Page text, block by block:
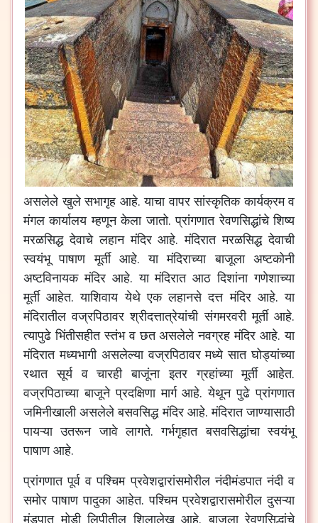
असलेले खुले सभागृह आहे.याचा वापर सांस्कृतिक कार्यक्रम व
मंगल कार्यालय म्हणून केला जातो.प्रांगणात रेवणसिद्धांचे शिष्य
मरळसिद्ध देवाचे लहान मंदिर आहे.मंदिरात मरळसिद्ध देवाची
स्वयंभू पाषाण मूर्ती आहे.या मंदिराच्या बाजूला अष्टकोनी
अष्टविनायक मंदिर आहे.या मंदिरात आठ दिशांना गणेशाच्या
मूर्ती आहेत.याशिवाय येथे एक लहानसे दत्त मंदिर आहे.या
मंदिरातील वज्रपिठावर श्रीदत्तात्रेयांची संगमरवरी मूर्ती आहे.
त्यापुढे भिंतीसहीत स्तंभ व छत असलेले नवग्रह मंदिर आहे.या
मंदिरात मध्यभागी असलेल्या वज्रपिठावर मध्ये सात घोड्यांच्या
रथात सूर्य व चारही बाजूंना इतर ग्रहांच्या मूर्ती आहेत.
वज्रपिठाच्या बाजूने प्रदक्षिणा मार्ग आहे.येथून पुढे प्रांगणात
जमिनीखाली असलेले बसवसिद्ध मंदिर आहे.मंदिरात जाण्यासाठी
पायऱ्या उतरून जावे लागते.गर्भगृहात बसवसिद्धांचा स्वयंभू
पाषाण आहे.
प्रांगणात पूर्व व पश्चिम प्रवेशद्वारांसमोरील नंदीमंडपात नंदी व
समोर पाषाण पादुका आहेत.पश्चिम प्रवेशद्वारासमोरील दुसऱ्या
मंडपात मोडी लिपीतील शिलालेख आहे.बाजूला रेवणसिद्धांचे